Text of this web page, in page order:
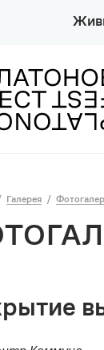
Галерея